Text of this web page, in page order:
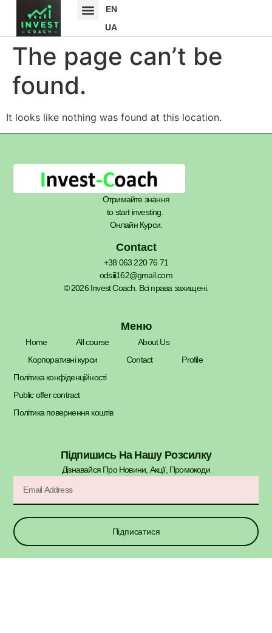
EN
UA
The page can’t be
found.
It looks like nothing was found at this location.
Отримайте знання
to start investing.
Онлайн Курси.
Contact
+38 063 220 76 71
odsiii162@gmail.com
© 2026 Invest Coach. Всі права захищені.
Меню
Home All course
About Us
Корпоративні курси
Contact
Profile
Політика конфіденційності
Public offer contract
Політика повернення коштів
Підпишись На Нашу Розсилку
Дізнавайся Про Новини, Акції, Промокоди​
Підписатися